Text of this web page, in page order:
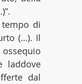
di
(…). Il
laddove
dal